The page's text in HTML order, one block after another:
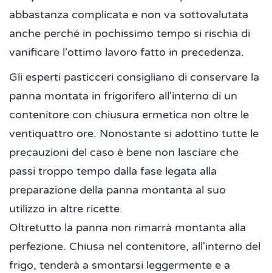
abbastanza complicata e non va sottovalutata
anche perché in pochissimo tempo si rischia di
vanificare l'ottimo lavoro fatto in precedenza.
Gli esperti pasticceri consigliano di conservare la
panna montata in frigorifero all'interno di un
contenitore con chiusura ermetica non oltre le
ventiquattro ore. Nonostante si adottino tutte le
precauzioni del caso è bene non lasciare che
passi troppo tempo dalla fase legata alla
preparazione della panna montanta al suo
utilizzo in altre ricette.
Oltretutto la panna non rimarrà montanta alla
perfezione. Chiusa nel contenitore, all'interno del
frigo, tenderà a smontarsi leggermente e a